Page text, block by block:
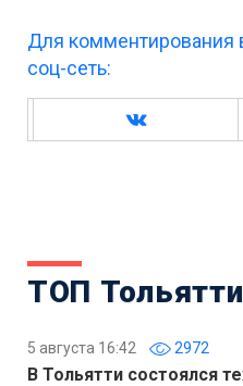
Для комментирования
соц-сеть:
ТОП Тольятти
5 августа 16:42 2972
В Тольятти состоялся